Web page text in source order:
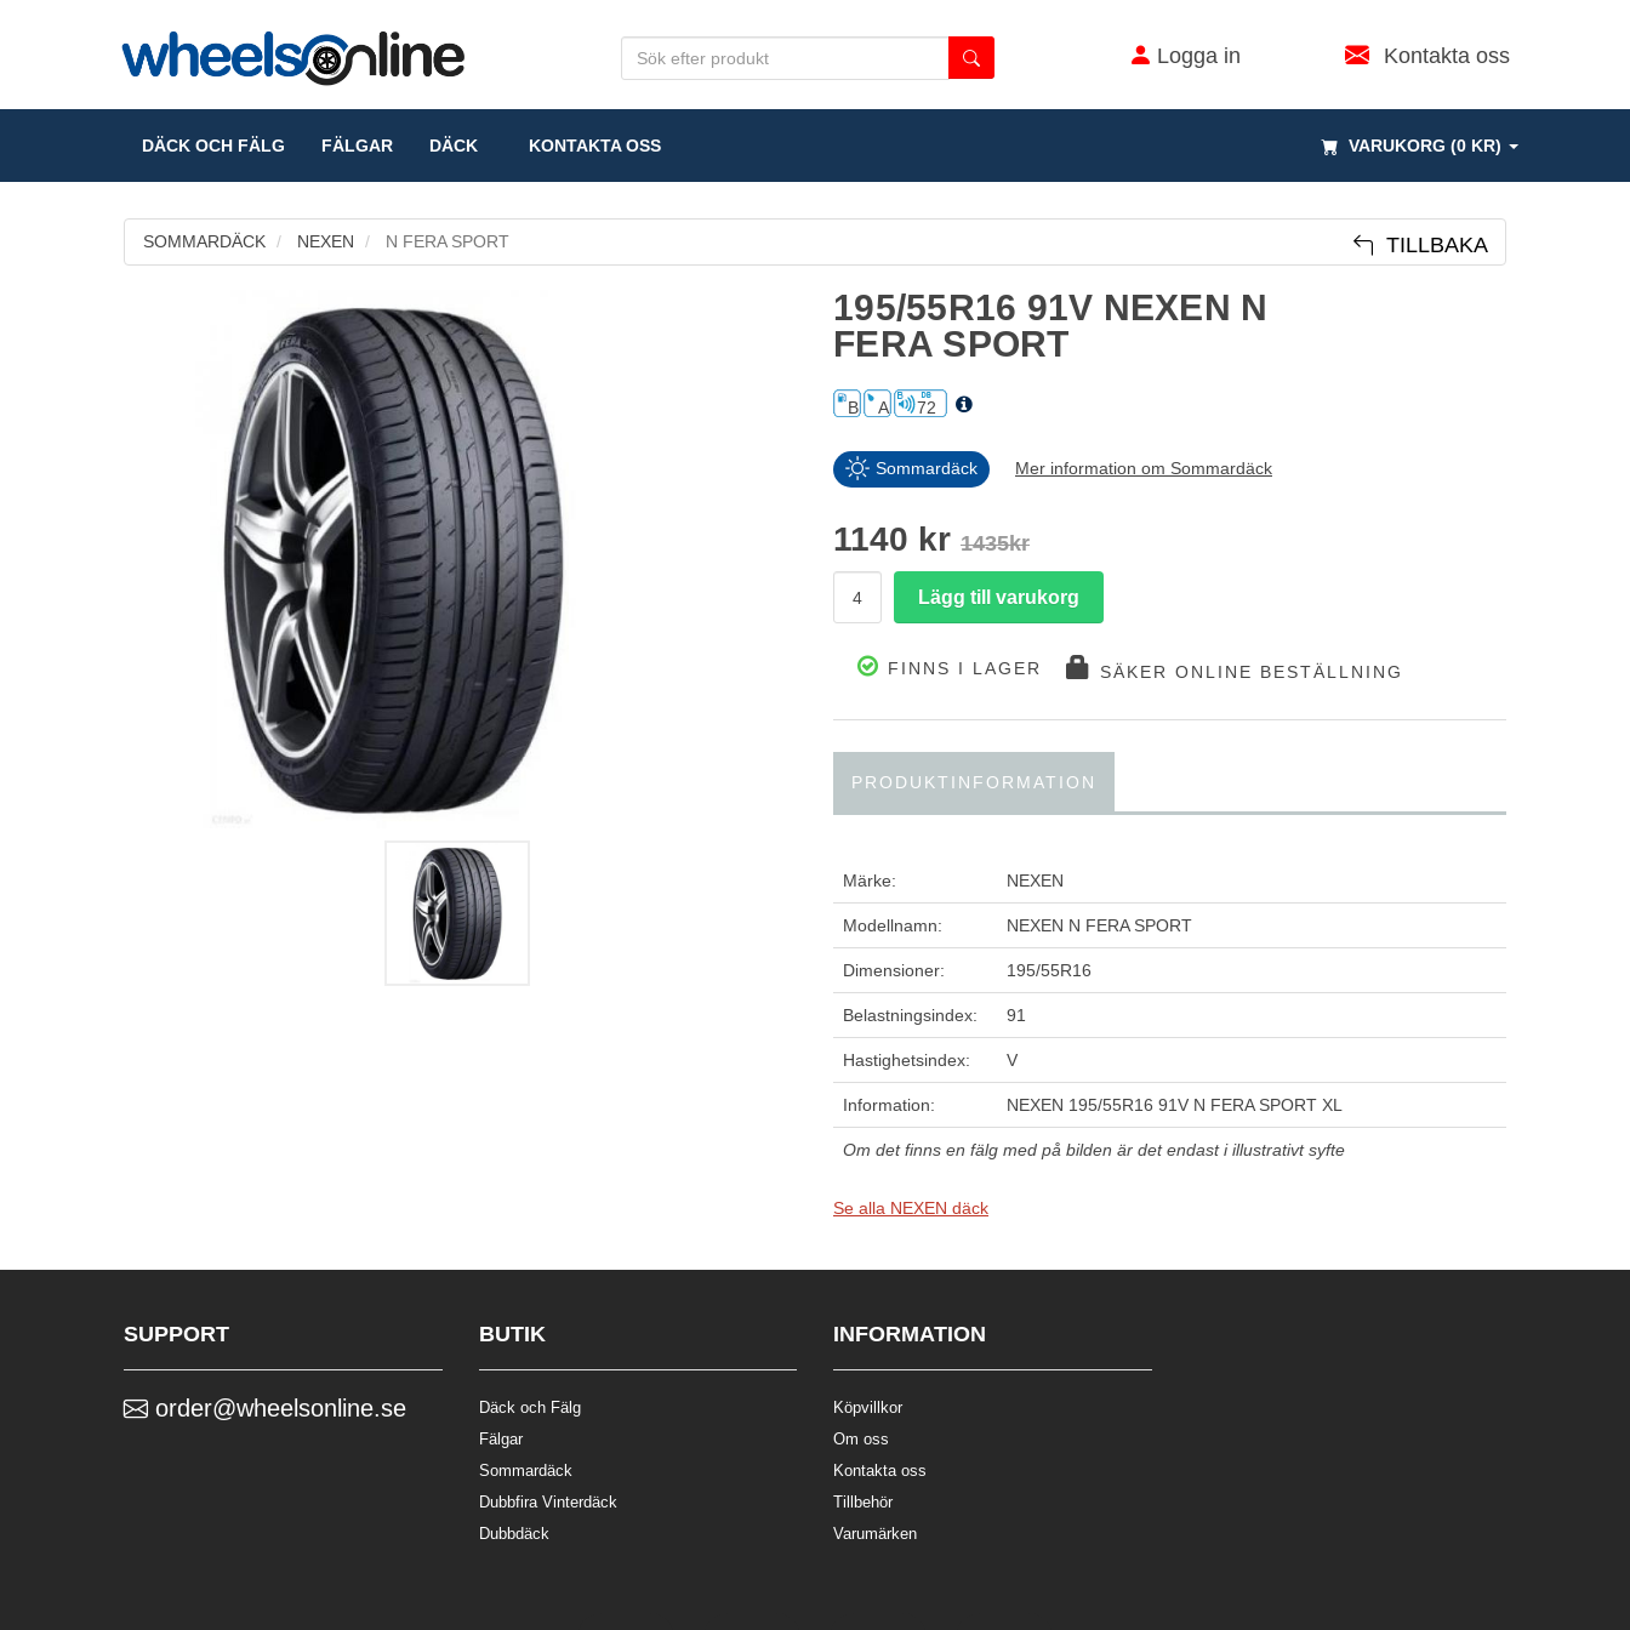
Logga in Kontakta oss
VARUKORG (0 KR)
DÄCK OCH FÄLG FÄLGAR DÄCK KONTAKTA OSS
SOMMARDÄCK NEXEN N FERA SPORT TILLBAKA
195/55R16 91V NEXEN N
FERA SPORT
B A 72
Sommardäck Mer information om Sommardäck
1140 kr 1435kr
FINNS I LAGER SÄKER ONLINE BESTÄLLNING
PRODUKTINFORMATION
Märke: NEXEN
Modellnamn: NEXEN N FERA SPORT
Dimensioner: 195/55R16
Belastningsindex: 91
Hastighetsindex: V
Information: NEXEN 195/55R16 91V N FERA SPORT XL
Om det finns en fälg med på bilden är det endast i illustrativt syfte
Se alla NEXEN däck
SUPPORT
order@wheelsonline.se
BUTIK
Däck och Fälg
Fälgar
Sommardäck
Dubbfira Vinterdäck
Dubbdäck
INFORMATION
Köpvillkor
Om oss
Kontakta oss
Tillbehör
Varumärken